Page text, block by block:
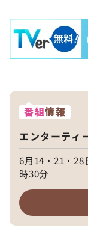
番組情報
エンターティ
6月14・21・28
時30分